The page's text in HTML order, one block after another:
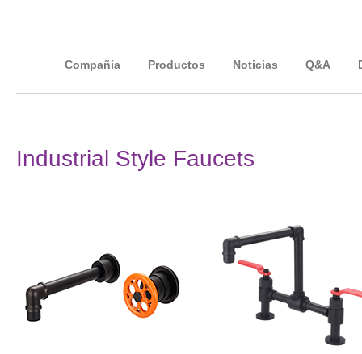
Compañía Productos Noticias Q&A
Industrial Style Faucets